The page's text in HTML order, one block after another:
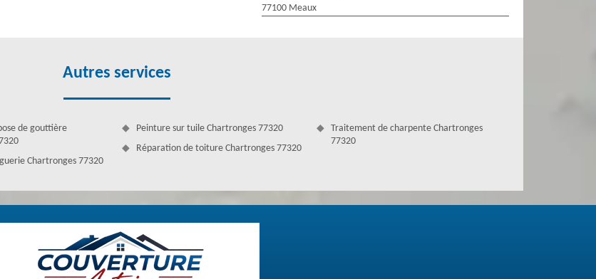
et ses différentes villes pour des interventions en
de toiture, le nettoyage de toiture, la rénovation de
77100 Meaux
Autres services
de gouttière
Chartronges 77320
Peinture sur tuile Chartronges 77320
Réparation de toiture Chartronges 77320
Traitement de charpente Chartronges
77320